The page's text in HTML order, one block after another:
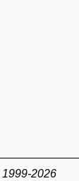
1999-2026